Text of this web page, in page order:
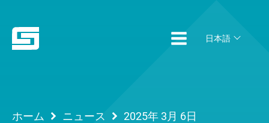
日本語
ホーム ニュース 2025年 3月 6日